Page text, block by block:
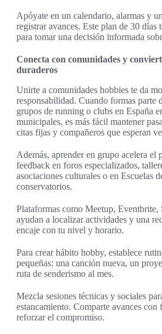
Apóyate en un calendario, alarmas y
registrar avances. Este plan de 30 días
para tomar una decisión informada
Conecta con comunidades y
duraderos
Unirte a comunidades hobbies te da
responsabilidad. Cuando formas parte
grupos de running o clubs en España
municipales, es más fácil mantener
citas fijas y compañeros que esperan
Además, aprender en grupo acelera el
feedback en foros especializados,
asociaciones culturales o en Escuelas
conservatorios.
Plataformas como Meetup, Eventbrite,
ayudan a localizar actividades y una
encaje con tu nivel y horario.
Para crear hábito hobby, establece
pequeñas: una canción nueva, un
ruta de senderismo al mes.
Mezcla sesiones técnicas y sociales
estancamiento. Comparte avances con
reforzar el compromiso.